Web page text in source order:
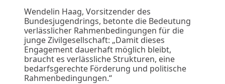
Wendelin Haag, Vorsitzender des
Bundesjugendrings, betonte die Bedeutung
verlässlicher Rahmenbedingungen für die
junge Zivilgesellschaft: „Damit dieses
Engagement dauerhaft möglich bleibt,
braucht es verlässliche Strukturen, eine
bedarfsgerechte Förderung und politische
Rahmenbedingungen.“